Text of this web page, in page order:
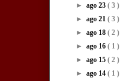
► ago 23 ( 3 )
► ago 21 ( 3 )
► ago 18 ( 2 )
► ago 16 ( 1 )
► ago 15 ( 2 )
► ago 14 ( 1 )